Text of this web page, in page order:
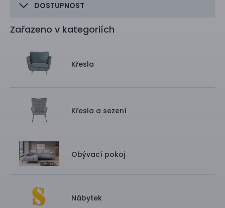
DOSTUPNOST
Zařazeno v kategoriích
Křesla
Křesla a sezení
Obývací pokoj
Nábytek